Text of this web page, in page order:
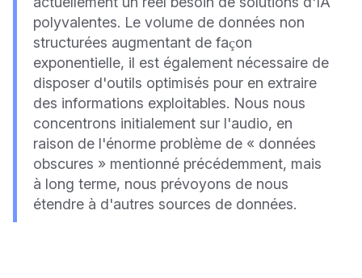
polyvalentes. Le volume de données non
structurées augmentant de façon
exponentielle, il est également nécessaire de
disposer d'outils optimisés pour en extraire
des informations exploitables. Nous nous
concentrons initialement sur l'audio, en
raison de l'énorme problème de « données
obscures » mentionné précédemment, mais
à long terme, nous prévoyons de nous
étendre à d'autres sources de données.